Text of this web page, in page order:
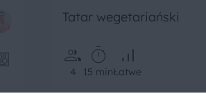
Tatar wegetariański
4 15 minŁatwe